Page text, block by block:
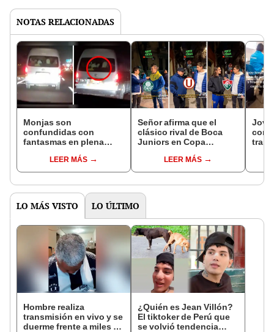
NOTAS RELACIONADAS
Monjas son
confundidas con
fantasmas en plena
a todos impactados
LEER MÁS
Señor afirma que el
clásico rival de Boca
Juniors en Copa
Universitario de
Deportes
LEER MÁS
con
tras
LO MÁS VISTO LO ÚLTIMO
Hombre realiza
transmisión en vivo y se
duerme frente a miles de
¿Quién es Jean Villón?
El tiktoker de Perú que
se volvió tendencia